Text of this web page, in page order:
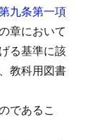
九条第一項
章において
る基準に該
教科用図書
であるこ